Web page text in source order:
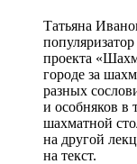
Татьяна
проекта
городе за
разных
и особняков в
шахматной
на другой
на текст.